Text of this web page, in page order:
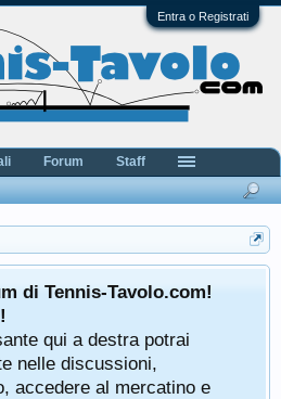
Entra o Registrati
di Tennis-Tavolo.com!
qui a destra potrai
nelle discussioni,
accedere al mercatino e
Forum Staff